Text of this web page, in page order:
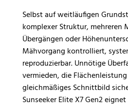
Selbst auf weitläufigen
komplexer Struktur, mehreren
Übergängen oder
Mähvorgang kontrolliert,
reproduzierbar. Unnötige
vermieden, die
gleichmäßiges Schnittbild
Sunseeker Elite X7 Gen2